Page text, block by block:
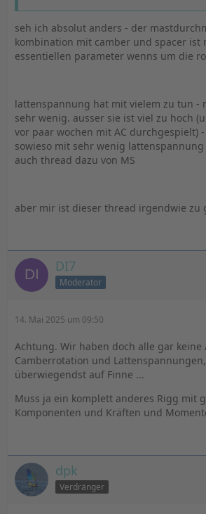
seh ich absolut anders - der
kombination mit camber und spacer ist
essentiellen parameter wenns um die
lattenspannung hat mit vielem zu tun -
sehr wenig. ausser sie ist viel zu hoch
vor paar wochen mit AC durchgespielt)
sowieso mit sehr wenig
auch thread dazu von MS
aber mir ist dieser thread irgendwie zu
DI7
Moderator
14. Mai 2025 um 09:50
Achtung. Wir haben doch alle gar keine
Camberrotation und
überwiegendst auf Finne ...
Muss ja ein komplett anderes Rigg mit
Komponenten und Kräften und
dpk
Verdränger